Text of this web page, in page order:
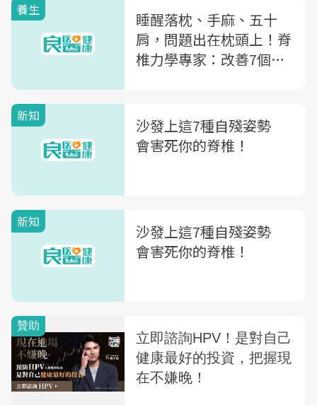
養生
睡醒落枕、手麻、五十
肩，問題出在枕頭上！脊
椎力學專家：改善7個壞
新知
沙發上這7種自殘姿勢
會害死你的脊椎！
新知
沙發上這7種自殘姿勢
會害死你的脊椎！